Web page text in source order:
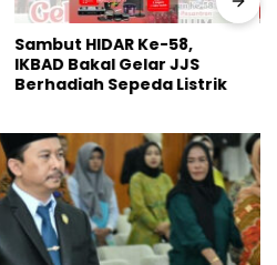
Dinilai Perkuat Stabilitas
Pangan Nasional, Badko
HMI Jatim Apresiasi